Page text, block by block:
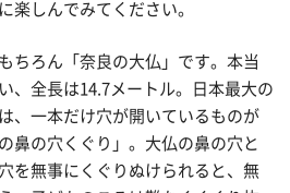
楽しんでみてください。
ちろん「奈良の大仏」です。本当
、全長は14.7メートル。日本最大の
、一本だけ穴が開いているものが
鼻の穴くぐり」。大仏の鼻の穴と
を無事にくぐりぬけられると、無